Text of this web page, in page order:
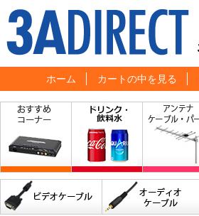
ホーム カートの中を見る